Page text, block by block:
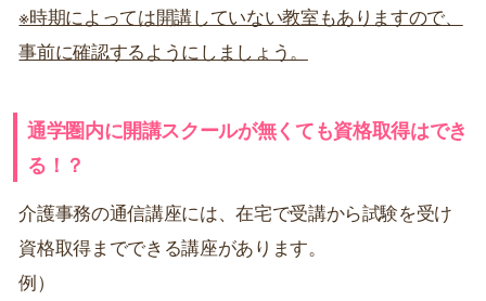
※時期によっては開講していない教室もありますので、
事前に確認するようにしましょう。
通学圏内に開講スクールが無くても資格取得はでき
る！？
介護事務の通信講座には、在宅で受講から試験を受け
資格取得までできる講座があります。
例）